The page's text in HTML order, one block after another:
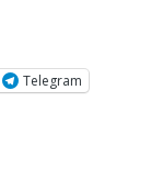
Telegram